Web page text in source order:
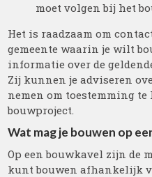
moet volgen bij het
Het is raadzaam om
gemeente waarin je wilt
informatie over de
Zij kunnen je adviseren
nemen om toestemming
bouwproject.
Wat mag je bouwen op
Op een bouwkavel zijn de
kunt bouwen afhankelijk